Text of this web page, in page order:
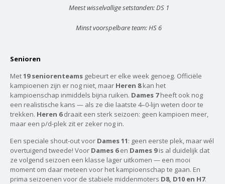
Meest wisselvallige setstanden: DS 1
Minst voorspelbare team: HS 6
Senioren
Met19 seniorenteams gebeurt er elke week genoeg. Officiële
kampioenen zijn er nog niet, maar Heren 8kan het
kampioenschap inmiddels bijna ruiken. Dames 7heeft ook nog
een realistische kans — als ze die laatste 4–0-lijn weten door te
trekken. Heren 6draait een sterk seizoen: geen kampioen meer,
maar een p/d-plek zit er zeker nog in.
Een speciale shout-out voor Dames 11: geen eerste plek, maar wél
overtuigend tweede! Voor Dames 6en Dames 9is al duidelijk dat
ze volgend seizoen een klasse lager uitkomen — een mooi
moment om daar meteen voor het kampioenschap te gaan. En
prima seizoenen voor de stabiele middenmoters D8, D10 en H7.